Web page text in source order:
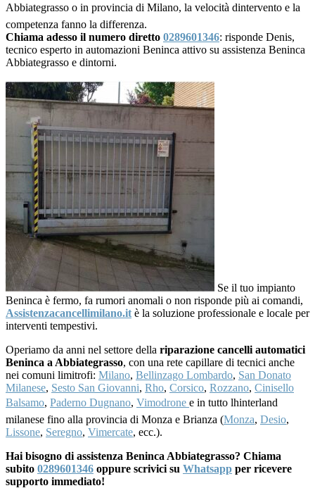
Abbiategrasso o in provincia di Milano, la velocità dintervento e la
competenza fanno la differenza.
Chiama adesso il numero diretto 0289601346: risponde Denis,
tecnico esperto in automazioni Beninca attivo su assistenza Beninca
Abbiategrasso e dintorni.
Se il tuo impianto
Beninca è fermo, fa rumori anomali o non risponde più ai comandi,
Assistenzacancellimilano.it è la soluzione professionale e locale per
interventi tempestivi.
Operiamo da anni nel settore della riparazione cancelli automatici
Beninca a Abbiategrasso, con una rete capillare di tecnici anche
nei comuni limitrofi: Milano, Bellinzago Lombardo, San Donato
Milanese, Sesto San Giovanni, Rho, Corsico, Rozzano, Cinisello
Balsamo, Paderno Dugnano, Vimodrone e in tutto lhinterland
milanese fino alla provincia di Monza e Brianza (Monza, Desio,
Lissone, Seregno, Vimercate, ecc.).
Hai bisogno di assistenza Beninca Abbiategrasso? Chiama
subito 0289601346 oppure scrivici su Whatsapp per ricevere
supporto immediato!